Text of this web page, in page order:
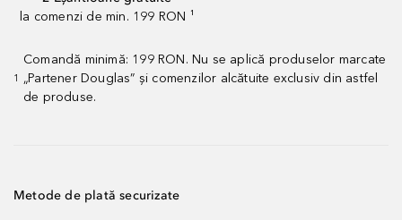
la comenzi de min. 199 RON ¹
1
Comandă minimă: 199 RON. Nu se aplică produselor marcate
„Partener Douglas” și comenzilor alcătuite exclusiv din astfel
de produse.
Metode de plată securizate